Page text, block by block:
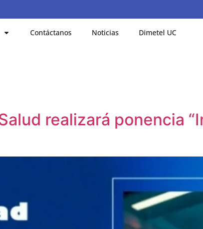
Contáctanos Noticias Dimetel UC
realizará ponencia